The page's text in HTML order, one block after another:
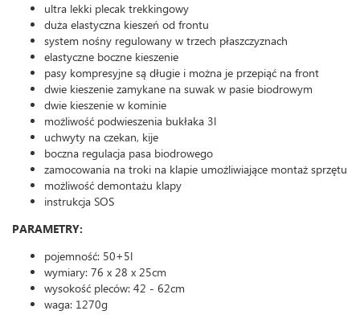
ultra lekki plecak trekkingowy
duża elastyczna kieszeń od frontu
system nośny regulowany w trzech płaszczyznach
elastyczne boczne kieszenie
pasy kompresyjne są długie i można je przepiąć na front
dwie kieszenie zamykane na suwak w pasie biodrowym
dwie kieszenie w kominie
możliwość podwieszenia bukłaka 3l
uchwyty na czekan, kije
boczna regulacja pasa biodrowego
zamocowania na troki na klapie umożliwiające montaż sprzętu
możliwość demontażu klapy
instrukcja SOS
PARAMETRY:
pojemność: 50+5l
wymiary: 76 x 28 x 25cm
wysokość pleców: 42 - 62cm
waga: 1270g